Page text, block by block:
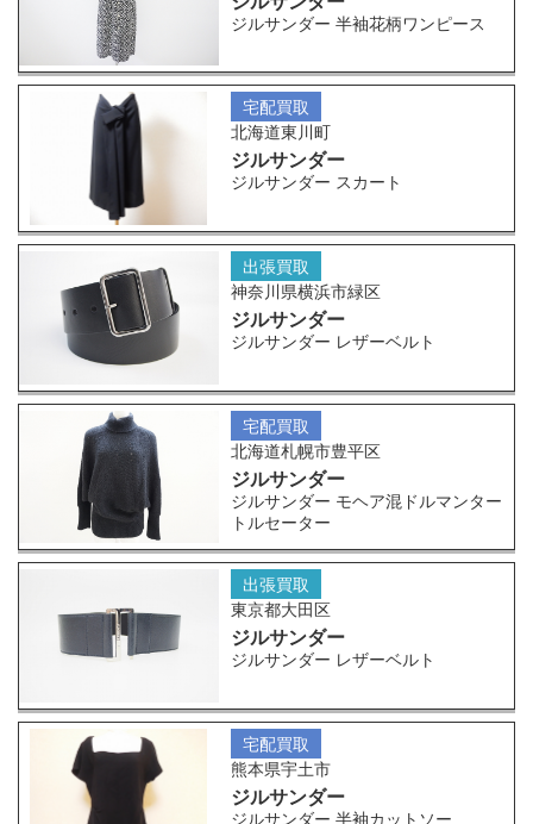
ジルサンダー 半袖花柄ワンピース
宅配買取
北海道東川町
ジルサンダー
ジルサンダー スカート
出張買取
神奈川県横浜市緑区
ジルサンダー
ジルサンダー レザーベルト
宅配買取
北海道札幌市豊平区
ジルサンダー
ジルサンダー モヘア混ドルマンター
トルセーター
出張買取
東京都大田区
ジルサンダー
ジルサンダー レザーベルト
宅配買取
熊本県宇土市
ジルサンダー
ジルサンダー 半袖カットソー